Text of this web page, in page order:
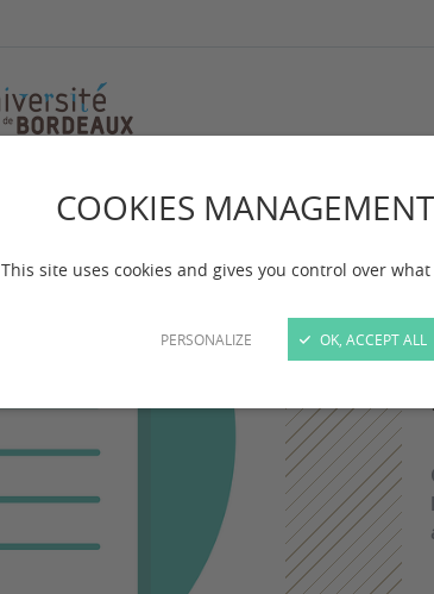
COOKIES
This site uses cookies and gives you control over
PERSONALIZE OK, ACCEPT ALL